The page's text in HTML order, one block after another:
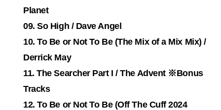
Planet
09. So High / Dave Angel
10. To Be or Not To Be (The Mix of a Mix Mix) /
Derrick May
11. The Searcher Part I / The Advent ※Bonus
Tracks
12. To Be or Not To Be (Off The Cuff 2024